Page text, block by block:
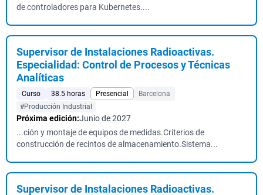
de controladores para Kubernetes....
Supervisor de Instalaciones Radioactivas.
Especialidad: Control de Procesos y Técnicas
Analíticas
Curso 38.5 horas Presencial
Barcelona
#Producción Industrial
Próxima edición:Junio de 2027
...ción y montaje de equipos de medidas.Criterios de
construcción de recintos de almacenamiento.Sistema...
Supervisor de Instalaciones Radioactivas.